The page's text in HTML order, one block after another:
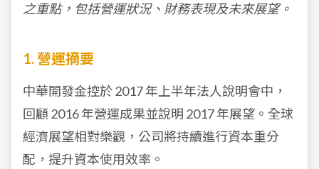
之重點，包括營運狀況、財務表現及未來展望。
1. 營運摘要
中華開發金控於 2017 年上半年法人說明會中，
回顧 2016 年營運成果並說明 2017 年展望。全球
經濟展望相對樂觀，公司將持續進行資本重分
配，提升資本使用效率。